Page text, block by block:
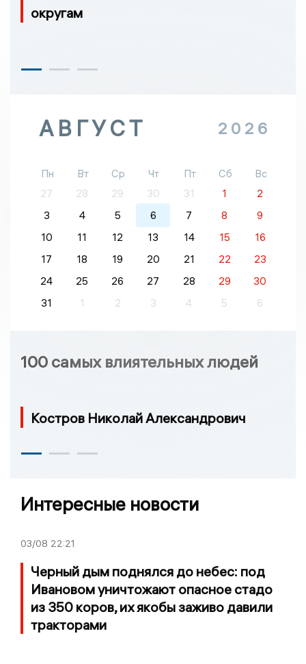
округам
АВГУСТ 2026
Пн Вт Ср Чт Пт Сб
Вс
27
28 29 30 31 1
2
3
4 5 6 7 8
9
10
11 12 13 14 15
16
17
18 19 20 21 22
23
24
25 26 27 28 29
30
31
1 2 3 4 5 6
100 самых влиятельных людей
Костров Николай Александрович
Интересные новости
03/08 22:21
Черный дым поднялся до небес: под
Ивановом уничтожают опасное стадо
из 350 коров, их якобы заживо давили
тракторами